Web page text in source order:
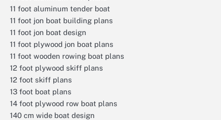
11 foot aluminum tender boat
11 foot jon boat building plans
11 foot jon boat design
11 foot plywood jon boat plans
11 foot wooden rowing boat plans
12 foot plywood skiff plans
12 foot skiff plans
13 foot boat plans
14 foot plywood row boat plans
140 cm wide boat design